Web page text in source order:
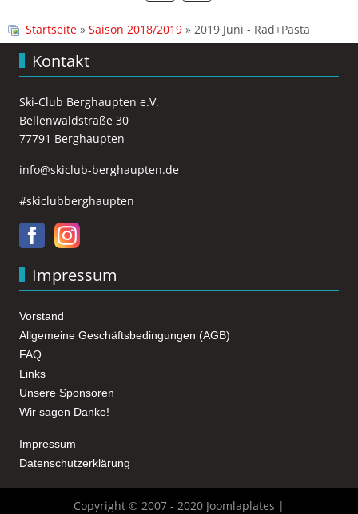
Startseite »Saison 2018/2019 » 2019 Juni - Rad+Pasta
Kontakt
Ski-Club Berghaupten e.V.
Bellenwaldstraße 30
77791 Berghaupten
info@skiclub-berghaupten.de
#skiclubberghaupten
Impressum
Vorstand
Allgemeine Geschäftsbedingungen (AGB)
FAQ
Links
Unsere Sponsoren
Wir sagen Danke!
Impressum
Datenschutzerklärung
Copyright © 2007 - 2020 Joomlaplates |